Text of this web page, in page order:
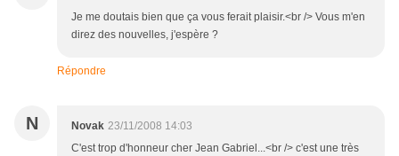
Je me doutais bien que ça vous ferait plaisir.<br /> Vous m'en
direz des nouvelles, j'espère ?
Répondre
N Novak 23/11/2008 14:03
C'est trop d'honneur cher Jean Gabriel...<br /> c'est une très